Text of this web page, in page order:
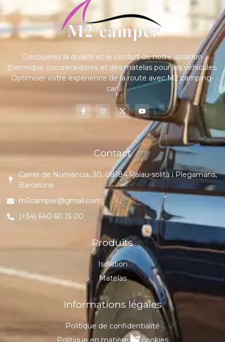
Découvrez la qualité et le confort de notre isolation
thermique oscurecedores et des matelas pour les véhicules.
Optimiser votre expérience de la route avec M2 camping-
car.
Contact
Carrer de Numància, 30, 08184 Palau-solità i Plegamans,
Barcelone
m2camper@gmail.com
(+34) 640 60 15 00
Produits
Isolation
Matelas
Informations légales
Politique de confidentialité